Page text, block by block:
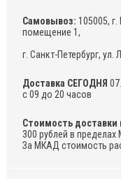
Самовывоз: 105005,
помещение 1,
г. Санкт-Петербург, ул.
Доставка СЕГОДНЯ
с 09 до 20 часов
Стоимость доставки
300 рублей в
За МКАД стоимость